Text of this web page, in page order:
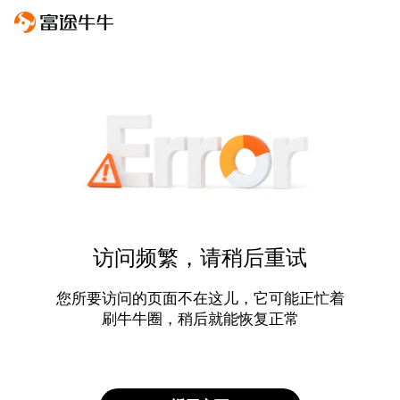
访问频繁，请稍后重试
您所要访问的页面不在这儿，它可能正忙着
刷牛牛圈，稍后就能恢复正常